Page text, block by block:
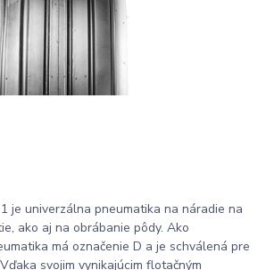
je univerzálna pneumatika na náradie na
ako aj na obrábanie pôdy. Ako
má označenie D a je schválená pre
svojim vynikajúcim flotačným